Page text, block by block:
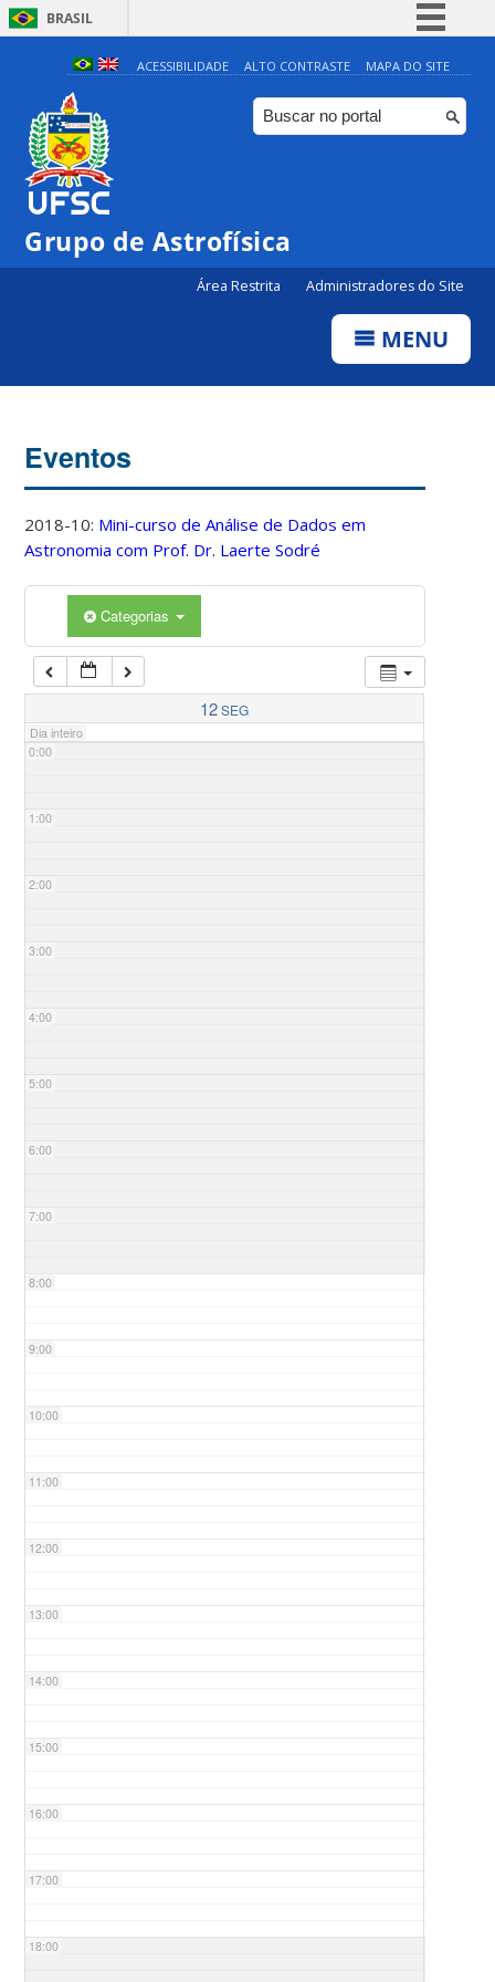
BRASIL
Simplifique!
Comunica BR
Participe
ACESSIBILIDADE ALTO CONTRASTE MAPA DO SITE
Grupo de Astrofísica
Área Restrita Administradores do Site
MENU
Eventos
2018-10: Mini-curso de Análise de Dados em
Astronomia com Prof. Dr. Laerte Sodré
Categorias
12SEG
Dia inteiro
0:00
1:00
2:00
3:00
4:00
5:00
6:00
7:00
8:00
9:00
10:00
11:00
12:00
13:00
14:00
15:00
16:00
17:00
18:00